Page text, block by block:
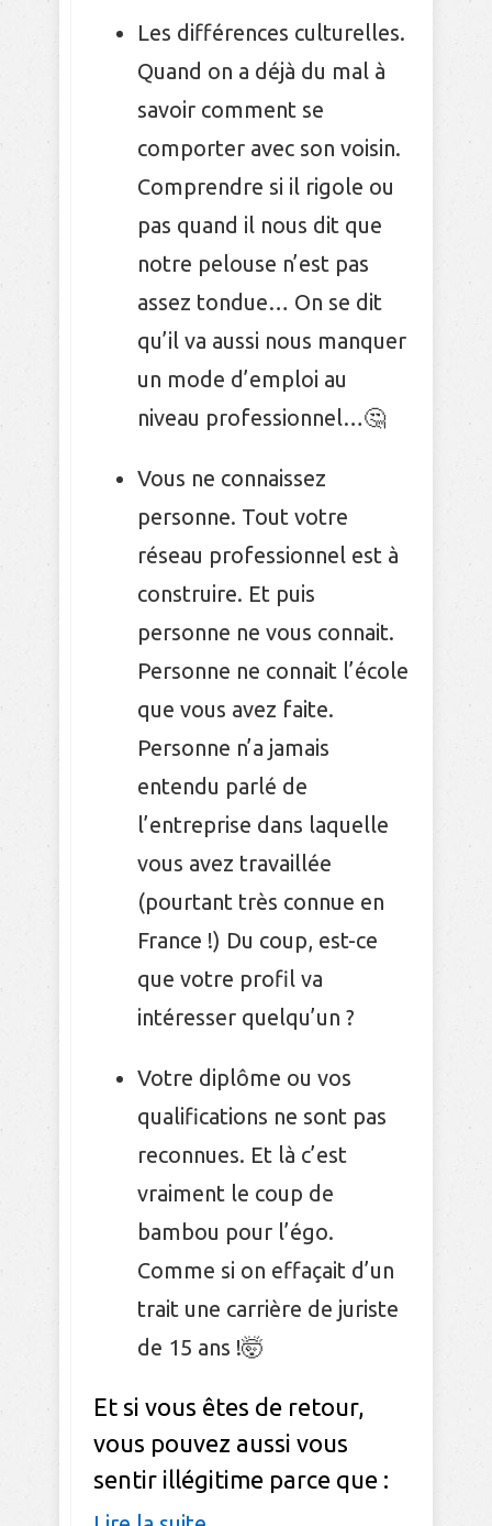
Les différences culturelles.
Quand on a déjà du mal à
savoir comment se
comporter avec son voisin.
Comprendre si il rigole ou
pas quand il nous dit que
notre pelouse n’est pas
assez tondue… On se dit
qu’il va aussi nous manquer
un mode d’emploi au
niveau professionnel…🤔
Vous ne connaissez
personne. Tout votre
réseau professionnel est à
construire. Et puis
personne ne vous connait.
Personne ne connait l’école
que vous avez faite.
Personne n’a jamais
entendu parlé de
l’entreprise dans laquelle
vous avez travaillée
(pourtant très connue en
France !) Du coup, est-ce
que votre profil va
intéresser quelqu’un ?
Votre diplôme ou vos
qualifications ne sont pas
reconnues. Et là c’est
vraiment le coup de
bambou pour l’égo.
Comme si on effaçait d’un
trait une carrière de juriste
de 15 ans !🤯
Et si vous êtes de retour,
vous pouvez aussi vous
sentir illégitime parce que :